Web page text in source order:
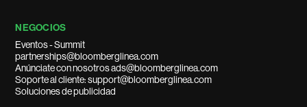
NEGOCIOS
Eventos - Summit
partnerships@bloomberglinea.com
Anúnciate con nosotros ads@bloomberglinea.com
Soporte al cliente: support@bloomberglinea.com
Soluciones de publicidad